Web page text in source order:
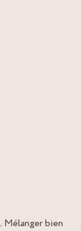
Mélanger bien